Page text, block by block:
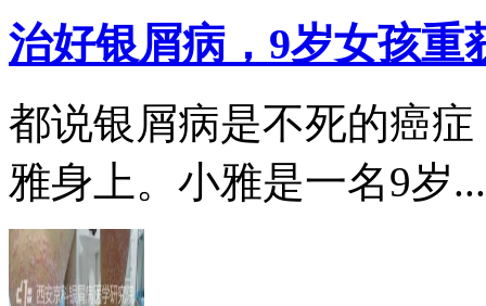
治好银屑病，9岁女孩重
都说银屑病是不死的癌
雅身上。小雅是一名9岁...